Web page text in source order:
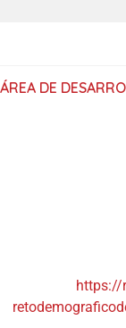
ÁREA DE
https://